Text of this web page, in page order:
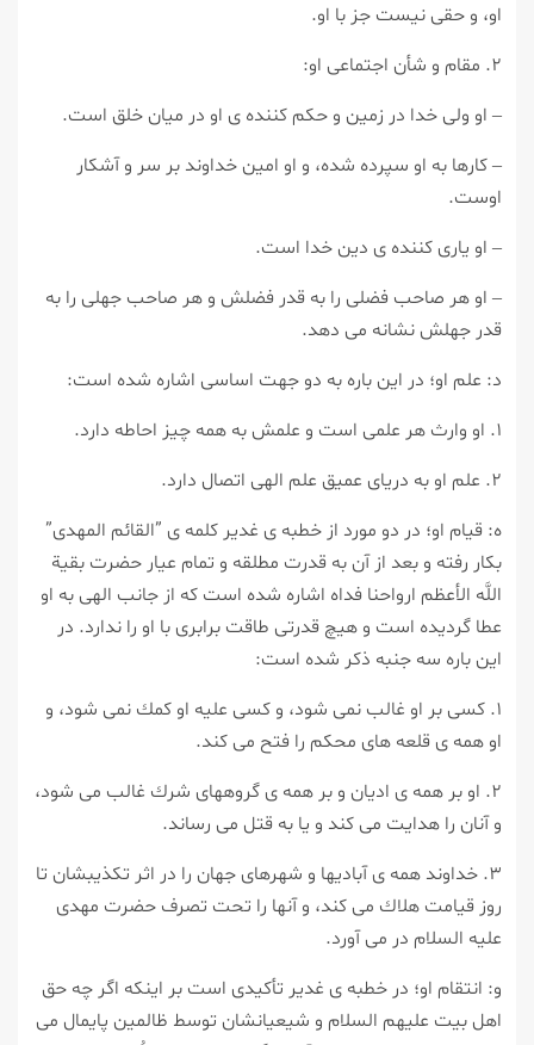
او، و حقى نيست جز با او.
۲. مقام و شأن اجتماعى او:
– او ولى خدا در زمين و حكم كننده ى او در ميان خلق است.
– كارها به او سپرده شده، و او امين خداوند بر سر و آشكار
اوست.
– او يارى كننده ى دين خدا است.
– او هر صاحب فضلى را به قدر فضلش و هر صاحب جهلى را به
قدر جهلش نشانه مى دهد.
د: علم او؛ در اين باره به دو جهت اساسى اشاره شده است:
۱. او وارث هر علمى است و علمش به همه چيز احاطه دارد.
۲. علم او به درياى عميق علم الهى اتصال دارد.
ه: قيام او؛ در دو مورد از خطبه ى غدير كلمه ى ”القائم المهدى”
بكار رفته و بعد از آن به قدرت مطلقه و تمام عيار حضرت بقية
اللَّه الأعظم ارواحنا فداه اشاره شده است كه از جانب الهى به او
عطا گرديده است و هيچ قدرتى طاقت برابرى با او را ندارد. در
اين باره سه جنبه ذكر شده است:
۱. كسى بر او غالب نمى شود، و كسى عليه او كمك نمى شود، و
او همه ى قلعه هاى محكم را فتح مى كند.
۲. او بر همه ى اديان و بر همه ى گروههاى شرك غالب مى شود،
و آنان را هدايت مى كند و يا به قتل مى رساند.
۳. خداوند همه ى آباديها و شهرهاى جهان را در اثر تكذيبشان تا
روز قيامت هلاك مى كند، و آنها را تحت تصرف حضرت مهدى
عليه السلام در مى آورد.
و: انتقام او؛ در خطبه ى غدير تأكيدى است بر اينكه اگر چه حق
اهل بيت عليهم السلام و شيعيانشان توسط ظالمين پايمال مى